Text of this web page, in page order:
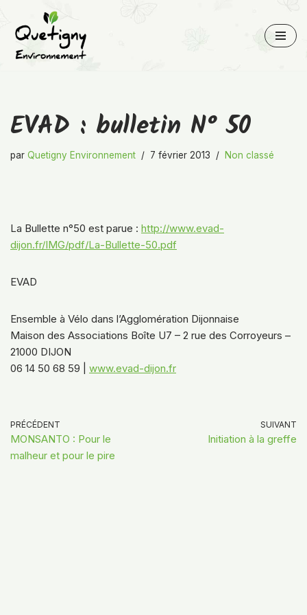
Aller
au
EVAD : bulletin N° 50
par Quetigny Environnement 7 février 2013 Non classé
La Bullette n°50 est parue : http://www.evad-
dijon.fr/IMG/pdf/La-Bullette-50.pdf
EVAD
Ensemble à Vélo dans l’Agglomération Dijonnaise
Maison des Associations Boîte U7 – 2 rue des Corroyeurs –
21000 DIJON
06 14 50 68 59 | www.evad-dijon.fr
PRÉCÉDENT
MONSANTO : Pour le
malheur et pour le pire
SUIVANT
Initiation à la greffe